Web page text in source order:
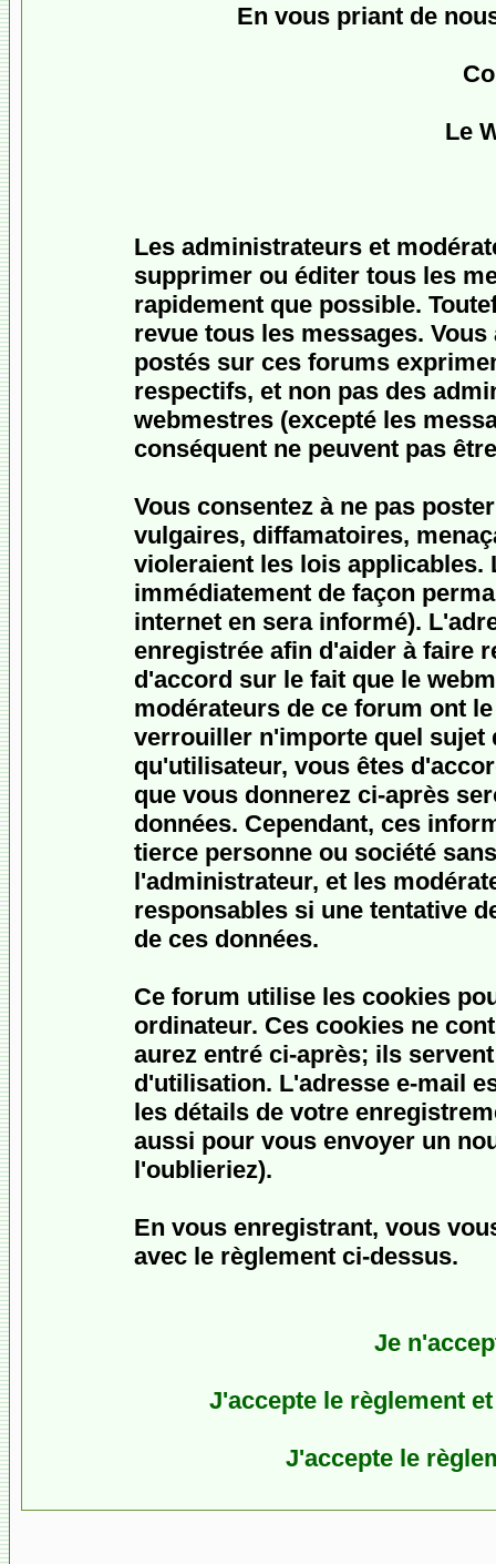
En vous priant de
Le
Les administrateurs et
supprimer ou éditer tous les
rapidement que possible.
revue tous les messages.
postés sur ces forums
respectifs, et non pas des
webmestres (excepté les
conséquent ne peuvent pas
Vous consentez à ne pas
vulgaires, diffamatoires,
violeraient les lois applicables.
immédiatement de façon
internet en sera informé).
enregistrée afin d'aider à faire
d'accord sur le fait que le
modérateurs de ce forum ont
verrouiller n'importe quel sujet
qu'utilisateur, vous êtes
que vous donnerez ci-après
données. Cependant, ces
tierce personne ou société
l'administrateur, et les
responsables si une tentative
de ces données.
Ce forum utilise les cookies
ordinateur. Ces cookies ne
aurez entré ci-après; ils
d'utilisation. L'adresse e-mail
les détails de votre
aussi pour vous envoyer un
l'oublieriez).
En vous enregistrant, vous
avec le règlement ci-dessus.
Je
J'accepte le règlement
J'accepte le